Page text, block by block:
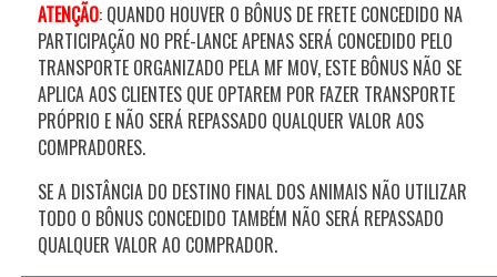
ATENÇÃO: QUANDO HOUVER O BÔNUS DE FRETE CONCEDIDO NA
PARTICIPAÇÃO NO PRÉ-LANCE APENAS SERÁ CONCEDIDO PELO
TRANSPORTE ORGANIZADO PELA MF MOV, ESTE BÔNUS NÃO SE
APLICA AOS CLIENTES QUE OPTAREM POR FAZER TRANSPORTE
PRÓPRIO E NÃO SERÁ REPASSADO QUALQUER VALOR AOS
COMPRADORES.
SE A DISTÂNCIA DO DESTINO FINAL DOS ANIMAIS NÃO UTILIZAR
TODO O BÔNUS CONCEDIDO TAMBÉM NÃO SERÁ REPASSADO
QUALQUER VALOR AO COMPRADOR.